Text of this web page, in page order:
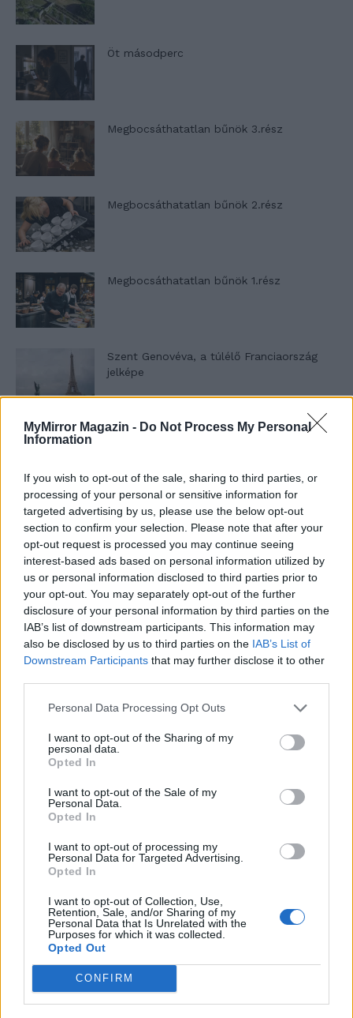
MyMirror Magazin - Do Not Process My Personal
Information
If you wish to opt-out of the sale, sharing to third parties, or
processing of your personal or sensitive information for
targeted advertising by us, please use the below opt-out
section to confirm your selection. Please note that after your
opt-out request is processed you may continue seeing
interest-based ads based on personal information utilized by
us or personal information disclosed to third parties prior to
your opt-out. You may separately opt-out of the further
disclosure of your personal information by third parties on the
IAB’s list of downstream participants. This information may
also be disclosed by us to third parties on the IAB’s List of
Downstream Participants that may further disclose it to other
Personal Data Processing Opt Outs
I want to opt-out of the Sharing of my
personal data.
Opted In
I want to opt-out of the Sale of my
Personal Data.
Opted In
I want to opt-out of processing my
Personal Data for Targeted Advertising.
Opted In
I want to opt-out of Collection, Use,
Retention, Sale, and/or Sharing of my
Personal Data that Is Unrelated with the
Purposes for which it was collected.
Opted Out
CONFIRM
Öt másodperc
Megbocsáthatatlan bűnök 3.rész
Megbocsáthatatlan bűnök 2.rész
Megbocsáthatatlan bűnök 1.rész
Szent Genovéva, a túlélő Franciaország
jelképe
Minka 12. rész
Minka 11. rész
T. szereti a fiatal lányokat 14. rész
Pedig szóltam… – Miért nem hiszünk a
A legidegesítőbb kifejezések laza
gyűjteménye
Elyna Robbs: Adéle és az örökölt árnyak
A világ legismertebb ruhái